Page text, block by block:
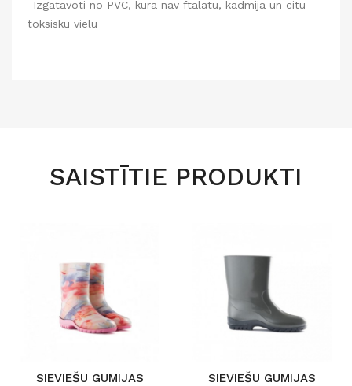
-Izgatavoti no PVC, kurā nav ftalātu, kadmija un citu
toksisku vielu
SAISTĪTIE PRODUKTI
SIEVIEŠU GUMIJAS
SIEVIEŠU GUMIJAS